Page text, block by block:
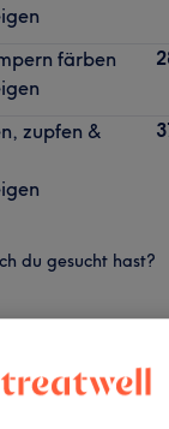
färben
zupfen &
du gesucht hast?